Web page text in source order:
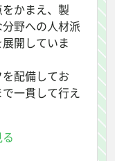
かまえ、製
野への人材派
開していま
配備してお
一貫して行え